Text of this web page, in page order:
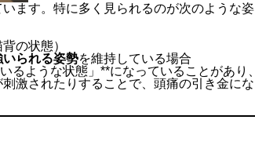
ます。特に多く見られるのが次のような姿
の状態）
られる姿勢を維持している場合
るような状態」**になっていることがあり、
激されたりすることで、頭痛の引き金にな